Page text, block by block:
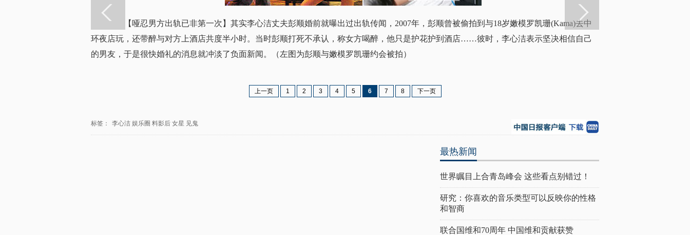
【哑忍男方出轨已非第一次】其实李心洁丈夫彭顺婚前就曝出过出轨传闻，2007年，彭顺曾被偷拍到与18岁嫩模罗凯珊(Kama)去中
环夜店玩，还带醉与对方上酒店共度半小时。当时彭顺打死不承认，称女方喝醉，他只是护花护到酒店……彼时，李心洁表示坚决相信自己
的男友，于是很快婚礼的消息就冲淡了负面新闻。（左图为彭顺与嫩模罗凯珊约会被拍）
上一页 1 2 3 4 5 6 7 8 下一页
标签： 李心洁 娱乐圈 料影后 女星 见鬼
最热新闻
世界瞩目上合青岛峰会 这些看点别错过！
研究：你喜欢的音乐类型可以反映你的性格
和智商
联合国维和70周年 中国维和贡献获赞